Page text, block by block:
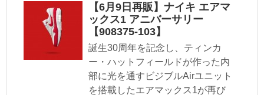
【6月9日再販】ナイキ エアマ
ックス1 アニバーサリー
【908375-103】
誕生30周年を記念し、ティンカ
ー・ハットフィールドが作った内
部に光を通すビジブルAirユニット
を搭載したエアマックス1が再び